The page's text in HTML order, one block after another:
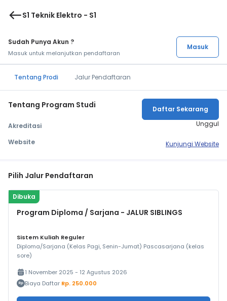
westS1 Teknik Elektro - S1
Sudah Punya Akun ?
Masuk untuk melanjutkan pendaftaran
Masuk
Tentang Prodi Jalur Pendaftaran
Tentang Program Studi
Akreditasi Unggul
Website Kunjungi Website
Daftar Sekarang
Pilih Jalur Pendaftaran
Dibuka
Program Diploma / Sarjana - JALUR SIBLINGS
Sistem Kuliah Reguler
Diploma/Sarjana (Kelas Pagi, Senin-Jumat) Pascasarjana (kelas
sore)
1 November 2025 - 12 Agustus 2026
Biaya Daftar Rp. 250.000